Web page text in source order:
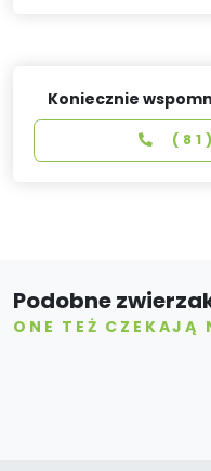
Koniecznie
Podobne
ONE TEŻ CZEKAJĄ